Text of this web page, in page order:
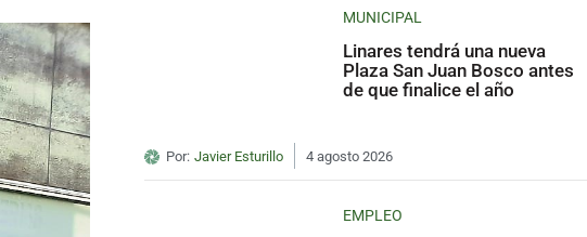
MUNICIPAL
Linares tendrá una nueva
Plaza San Juan Bosco antes
de que finalice el año
Por: Javier Esturillo 4 agosto 2026
EMPLEO